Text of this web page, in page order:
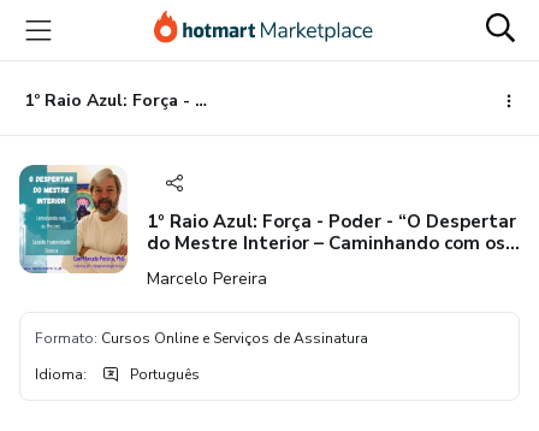
para
conteúdo
principal
para
pagamento
para
rodapé
1º Raio Azul: Força - Poder - “O Despertar do Mestre Interior – Caminhando com os Mestres da Grande Fraternidade Branca”
1º Raio Azul: Força - Poder - “O Despertar
do Mestre Interior – Caminhando com os
Marcelo Pereira
Formato: Cursos Online e Serviços de Assinatura
Idioma: Português